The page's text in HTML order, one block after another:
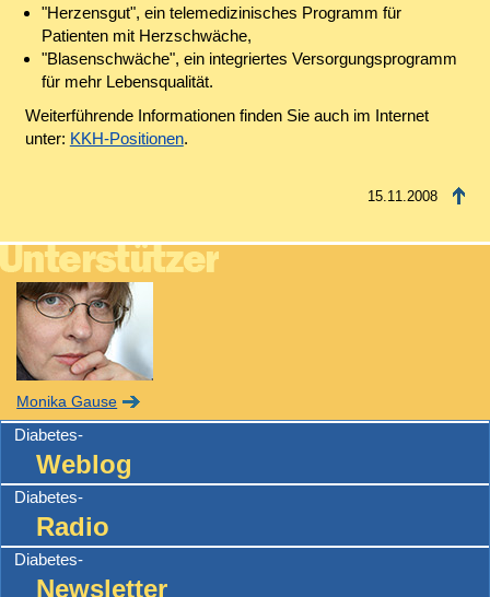
"Herzensgut", ein telemedizinisches Programm für
Patienten mit Herzschwäche,
"Blasenschwäche", ein integriertes Versorgungsprogramm
für mehr Lebensqualität.
Weiterführende Informationen finden Sie auch im Internet
unter: KKH-Positionen.
15.11.2008
Monika Gause
Diabetes-
Weblog
Diabetes-
Radio
Diabetes-
Newsletter